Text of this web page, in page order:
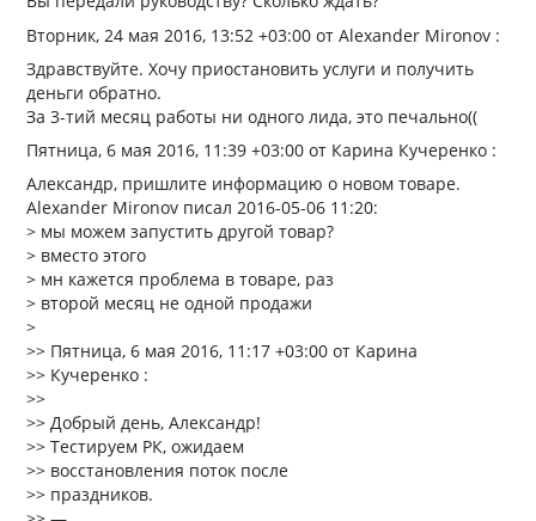
Вторник, 24 мая 2016, 13:52 +03:00 от Alexander Mironov :
Здравствуйте. Хочу приостановить услуги и получить
деньги обратно.
За 3-тий месяц работы ни одного лида, это печально((
Пятница, 6 мая 2016, 11:39 +03:00 от Карина Кучеренко :
Александр, пришлите информацию о новом товаре.
Alexander Mironov писал 2016-05-06 11:20:
> мы можем запустить другой товар?
> вместо этого
> мн кажется проблема в товаре, раз
> второй месяц не одной продажи
>
>> Пятница, 6 мая 2016, 11:17 +03:00 от Карина
>> Кучеренко :
>>
>> Добрый день, Александр!
>> Тестируем РК, ожидаем
>> восстановления поток после
>> праздников.